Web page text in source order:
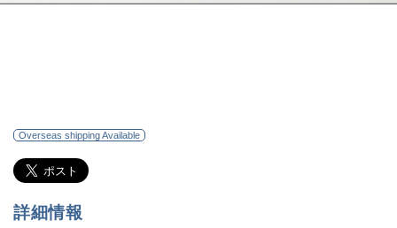
Overseas shipping Available
詳細情報